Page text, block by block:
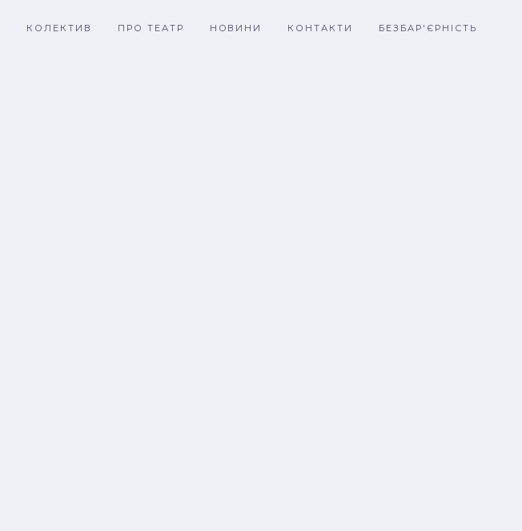
КОЛЕКТИВ ПРО ТЕАТР НОВИНИ КОНТАКТИ БЕЗБАР'ЄРНІСТЬ